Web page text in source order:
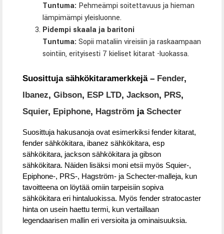
Tuntuma: Pehmeämpi soitettavuus ja hieman
lämpimämpi yleisluonne.
Pidempi skaala ja baritoni
Tuntuma: Sopii mataliin vireisiin ja raskaampaan
sointiin, erityisesti 7 kieliset kitarat -luokassa.
Suosittuja sähkökitaramerkkejä – Fender,
Ibanez, Gibson, ESP LTD, Jackson, PRS,
Squier, Epiphone, Hagström ja Schecter
Suosittuja hakusanoja ovat esimerkiksi fender kitarat,
fender sähkökitara, ibanez sähkökitara, esp
sähkökitara, jackson sähkökitara ja gibson
sähkökitara. Näiden lisäksi moni etsii myös Squier-,
Epiphone-, PRS-, Hagström- ja Schecter-malleja, kun
tavoitteena on löytää omiin tarpeisiin sopiva
sähkökitara eri hintaluokissa. Myös fender stratocaster
hinta on usein haettu termi, kun vertaillaan
legendaarisen mallin eri versioita ja ominaisuuksia.